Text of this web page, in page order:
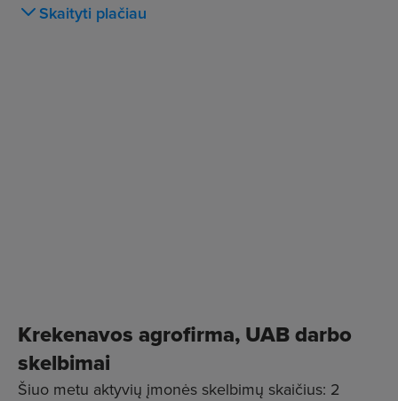
Skaityti plačiau
Krekenavos agrofirma, UAB darbo
skelbimai
Šiuo metu aktyvių įmonės skelbimų skaičius: 2